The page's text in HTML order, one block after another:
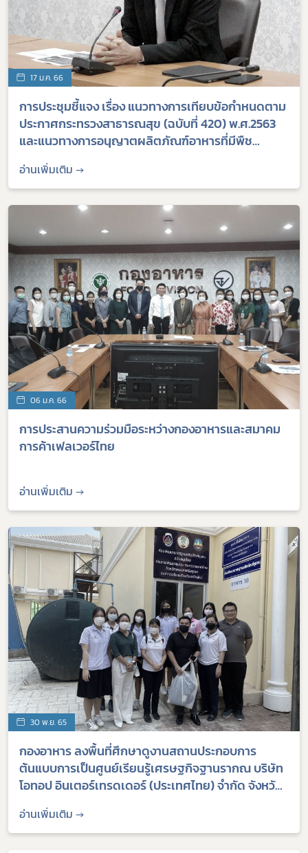
17 ม.ค. 66
การประชุมชี้แจง เรื่อง แนวทางการเทียบข้อกำหนดตาม
ประกาศกระทรวงสาธารณสุข (ฉบับที่ 420) พ.ศ.2563
และแนวทางการอนุญาตผลิตภัณฑ์อาหารที่มีพืช
กระท่อมเป็นส่วนประกอบ รวมทั้งการใช้ส่วนประกอบที่
ผสมในเครื่องดื่มกาเฟอีน
อ่านเพิ่มเติม →
06 ม.ค. 66
การประสานความร่วมมือระหว่างกองอาหารและสมาคม
การค้าเฟลเวอร์ไทย
อ่านเพิ่มเติม →
30 พ.ย. 65
กองอาหาร ลงพื้นที่ศึกษาดูงานสถานประกอบการ
ต้นแบบการเป็นศูนย์เรียนรู้เศรษฐกิจฐานรากณ บริษัท
โอทอป อินเตอร์เทรดเดอร์ (ประเทศไทย) จำกัด จังหวัด
พระนครศรีอยุธยา
อ่านเพิ่มเติม →